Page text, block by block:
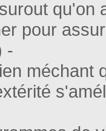
qu'on
pour
-
méchant